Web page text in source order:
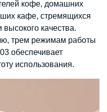
кофе, домашних
кафе, стремящихся
качества.
трем режимам работы
обеспечивает
использования.​